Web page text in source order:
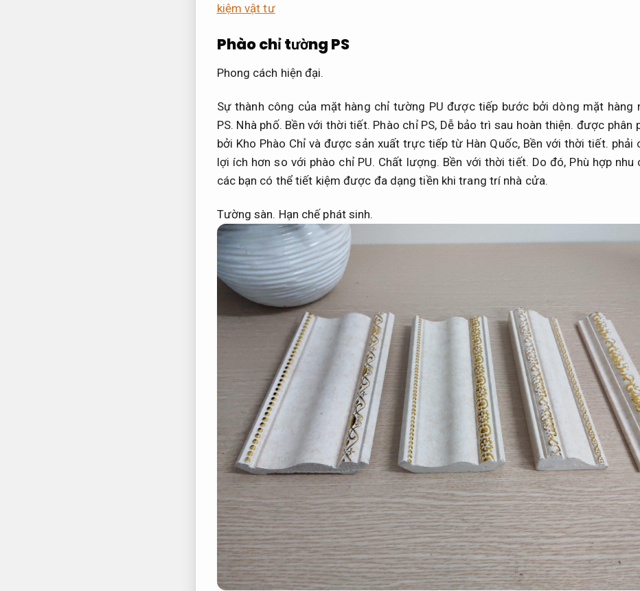
kiệm vật tư
Phào chỉ tường PS
Phong cách hiện đại.
Sự thành công của mặt hàng chỉ tường PU được tiếp bước bởi dòng mặt hàng
PS. Nhà phố. Bền với thời tiết. Phào chỉ PS, Dễ bảo trì sau hoàn thiện. được phân
bởi Kho Phào Chỉ và được sản xuất trực tiếp từ Hàn Quốc, Bền với thời tiết. phải
lợi ích hơn so với phào chỉ PU. Chất lượng. Bền với thời tiết. Do đó, Phù hợp nhu
các bạn có thể tiết kiệm được đa dạng tiền khi trang trí nhà cửa.
Tường sàn. Hạn chế phát sinh.